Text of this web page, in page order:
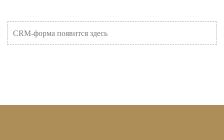
CRM-форма появится здесь